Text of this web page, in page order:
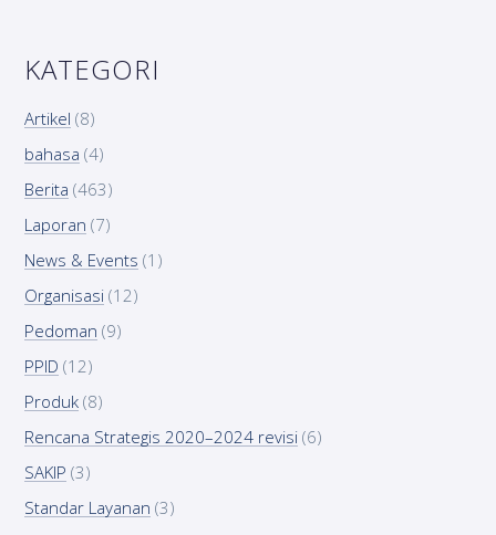
KATEGORI
Artikel (8)
bahasa (4)
Berita (463)
Laporan (7)
News & Events (1)
Organisasi (12)
Pedoman (9)
PPID (12)
Produk (8)
Rencana Strategis 2020–2024 revisi (6)
SAKIP (3)
Standar Layanan (3)